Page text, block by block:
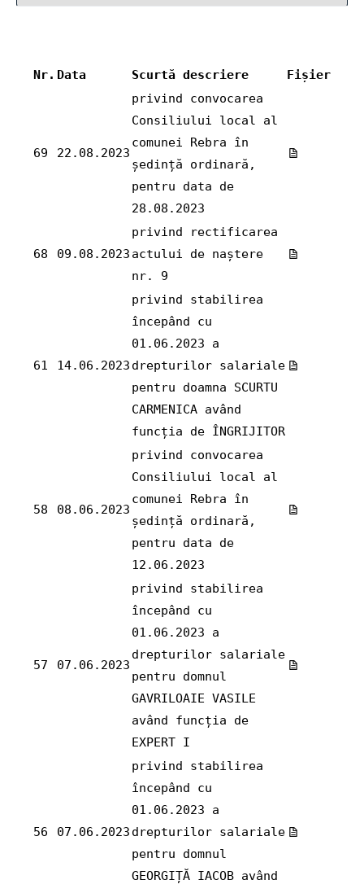
Nr. Data Scurtă descriere Fișier
69 22.08.2023
privind convocarea
Consiliului local al
comunei Rebra în
ședință ordinară,
pentru data de
28.08.2023
68 09.08.2023
privind rectificarea
actului de naștere
nr. 9
61 14.06.2023
privind stabilirea
începând cu
01.06.2023 a
drepturilor salariale
pentru doamna SCURTU
CARMENICA având
funcția de ÎNGRIJITOR
58 08.06.2023
privind convocarea
Consiliului local al
comunei Rebra în
ședință ordinară,
pentru data de
12.06.2023
57 07.06.2023
privind stabilirea
începând cu
01.06.2023 a
drepturilor salariale
pentru domnul
GAVRILOAIE VASILE
având funcția de
EXPERT I
56 07.06.2023
privind stabilirea
începând cu
01.06.2023 a
drepturilor salariale
pentru domnul
GEORGIȚĂ IACOB având